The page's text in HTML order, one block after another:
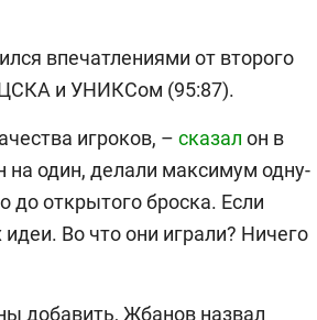
впечатлениями от второго
и УНИКСом (95:87).
игроков, – сказал он в
на один, делали максимум одну-
открытого броска. Если
Во что они играли? Ничего
добавить, Жбанов назвал